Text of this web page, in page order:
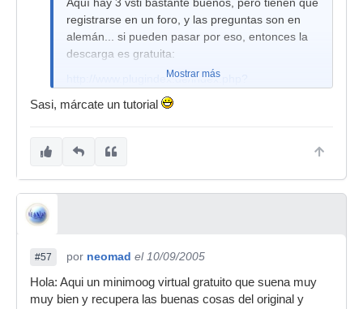
Aquí hay 3 vsti bastante buenos, pero tienen que
registrarse en un foro, y las preguntas son en
alemán... si pueden pasar por eso, entonces la
descarga es gratuita:
http://www.plugindex.de/index.php?
templateid=news&id=95
Mostrar más
Sasi, márcate un tutorial
#57 por neomad el 10/09/2005
Hola: Aqui un minimoog virtual gratuito que suena muy
muy bien y recupera las buenas cosas del original y